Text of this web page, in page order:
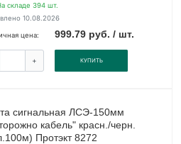
складе 394 шт.
10.08.2026
цена: 999.79 руб. / шт.
+ КУПИТЬ
сигнальная ЛСЭ-150мм
кабель" красн./черн.
Протэкт 8272